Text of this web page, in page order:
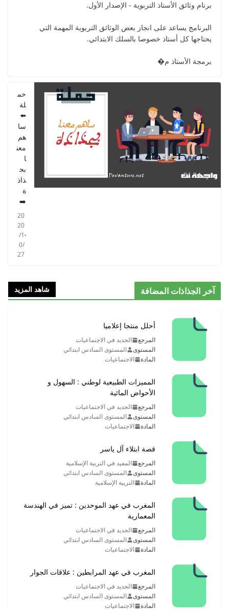
برنام وثائق الأستاذ التربوية - الإصدار الأول.
البرنامج يساعد على انجاز بعض الوثائق التربوية المهمة التي
يحتاجها كل أستاذ خصوصا بالسلك الابتدائي.
برمجة الأستاذ م�
حم
لة
⬅️
سا
هم
معن
ا
بج
ذاذ
ة
➡️
20
20
/1
0/
27
آخر الجذاذات المضافة شاهد المزيد
أحلل منتجا إعلاميا
المرجع
الجديد في الاجتماعيات
المستوى
المستوى السادس ابتدائي
المادة
الاجتماعيات
المميزات الطبيعية لوطني : السهول و
الأحواض المائية
المرجع
الجديد في الاجتماعيات
المستوى
المستوى السادس ابتدائي
المادة
الاجتماعيات
قصة ابتلاء آل ياسر
المرجع
المفيد في التربية الإسلامية
المستوى
المستوى السادس ابتدائي
المادة
التربية الإسلامية
المغرب في عهد الموحدين : تميز في الهندسة
المعمارية
المرجع
الجديد في الاجتماعيات
المستوى
المستوى السادس ابتدائي
المادة
الاجتماعيات
المغرب في عهد المرابطين : علاقات الجوار
المرجع
الجديد في الاجتماعيات
المستوى
المستوى السادس ابتدائي
المادة
الاجتماعيات